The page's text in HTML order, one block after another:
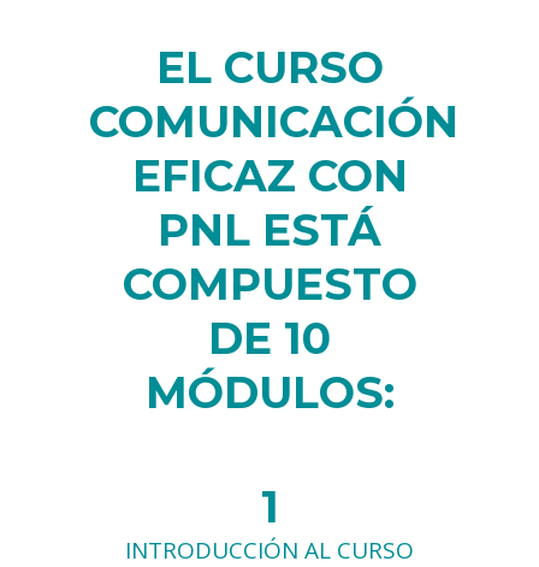
EL CURSO
COMUNICACIÓN
EFICAZ CON
PNL ESTÁ
COMPUESTO
DE 10
MÓDULOS:
1
INTRODUCCIÓN AL CURSO